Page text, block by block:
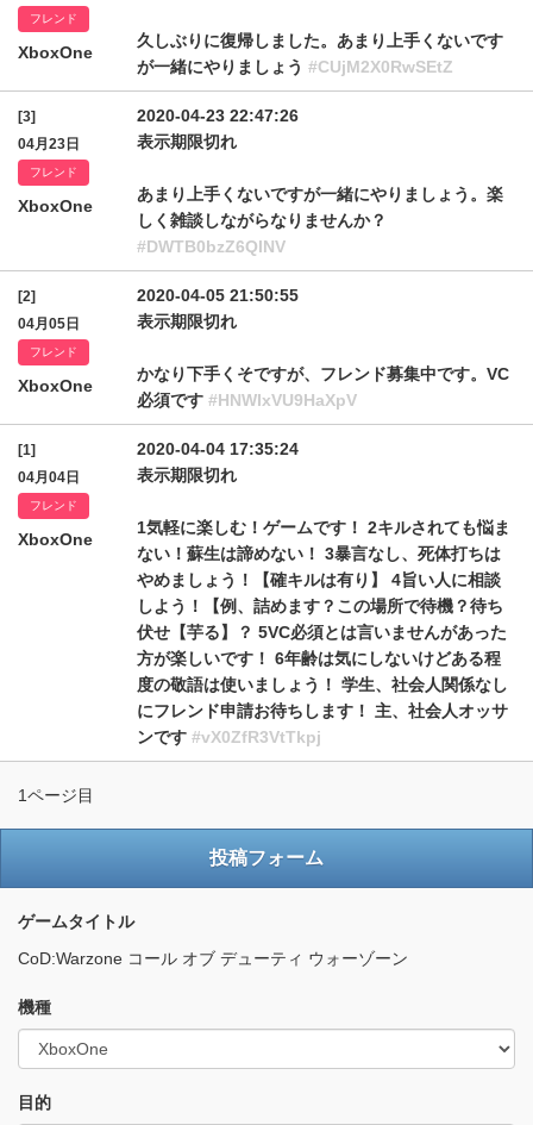
フレンド
XboxOne
久しぶりに復帰しました。あまり上手くないです
が一緒にやりましょう #CUjM2X0RwSEtZ
[3]
04月23日
フレンド
XboxOne
2020-04-23 22:47:26
表示期限切れ
あまり上手くないですが一緒にやりましょう。楽
しく雑談しながらなりませんか？
#DWTB0bzZ6QlNV
[2]
04月05日
フレンド
XboxOne
2020-04-05 21:50:55
表示期限切れ
かなり下手くそですが、フレンド募集中です。VC
必須です #HNWIxVU9HaXpV
[1]
04月04日
フレンド
XboxOne
2020-04-04 17:35:24
表示期限切れ
1気軽に楽しむ！ゲームです！ 2キルされても悩ま
ない！蘇生は諦めない！ 3暴言なし、死体打ちは
やめましょう！【確キルは有り】 4旨い人に相談
しよう！【例、詰めます？この場所で待機？待ち
伏せ【芋る】？ 5VC必須とは言いませんがあった
方が楽しいです！ 6年齢は気にしないけどある程
度の敬語は使いましょう！ 学生、社会人関係なし
にフレンド申請お待ちします！ 主、社会人オッサ
ンです #vX0ZfR3VtTkpj
1ページ目
投稿フォーム
ゲームタイトル
CoD:Warzone コール オブ デューティ ウォーゾーン
機種
目的